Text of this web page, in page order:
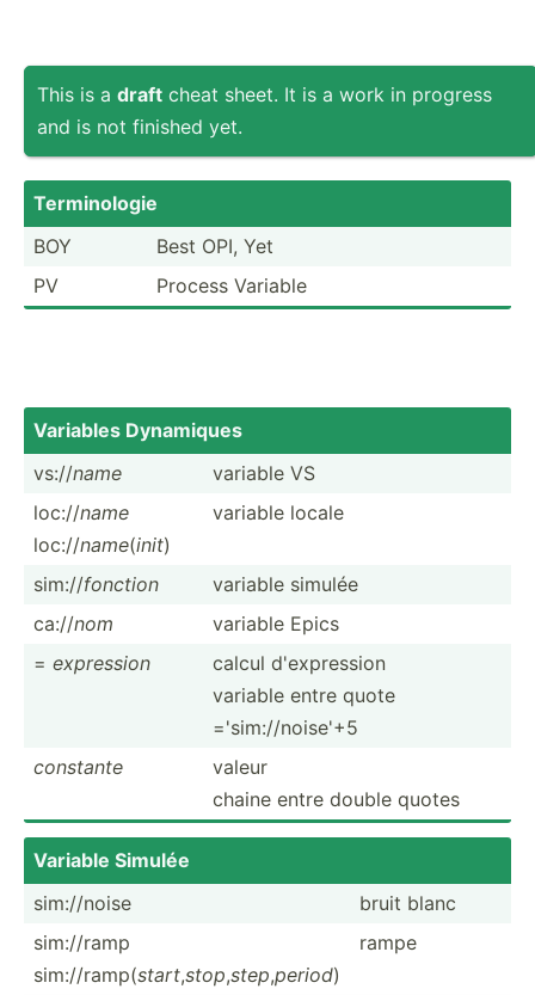
This is a draft cheat sheet. It is a work in progress
and is not finished yet.
Termin­ologie
BOY
Best OPI, Yet
PV
Process Variable
Variables Dynamiques
vs://name
variable VS
loc://name
loc://name(init)
variable locale
sim://fonction
variable simulée
ca://nom
variable Epics
= expression
calcul d'expression
variable entre quote
='sim://noise'+5
constante
valeur
chaine entre double quotes
Variable Simulée
sim://­noise
bruit blanc
sim://ramp
sim://ramp(start,stop,step,period)
rampe